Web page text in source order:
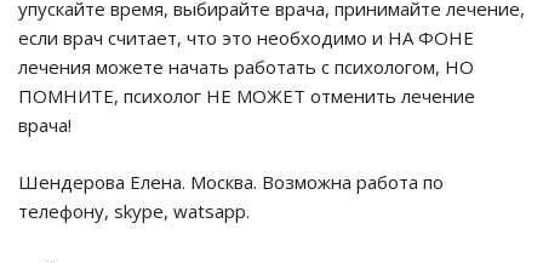
упускайте время, выбирайте врача, принимайте лечение,
если врач считает, что это необходимо и НА ФОНЕ
лечения можете начать работать с психологом, НО
ПОМНИТЕ, психолог НЕ МОЖЕТ отменить лечение
врача!
Шендерова Елена. Москва. Возможна работа по
телефону, skype, watsapp.